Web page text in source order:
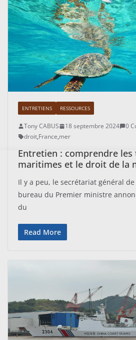
ENTRETIENS RESSOURCES
Tony CABUS 18 septembre 2024
0
droit,France,mer
Entretien : comprendre
maritimes et le droit de la
Il y a peu, le secrétariat général
bureau du Premier ministre
du
Read More